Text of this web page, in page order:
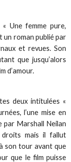
Une femme pure,
un roman publié par
et revues. Son
que jusqu’alors
d’amour.
deux intitulées «
l’une mise en
par Marshall Neilan
droits mais il fallut
son tour avant que
que le film puisse